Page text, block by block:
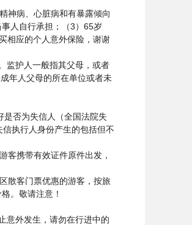
神病、心脏病和有暴露倾向
人自行承担；（3）65岁
相应的个人意外保险，谢谢
监护人一般指其父母，或者
年人父母的所在单位或者未
是否为失信人（全国法院失
执行人身份产生的包括但不
客携带有效证件原件出发，
散客门票优惠的游客，按旅
。敬请注意！
意外发生，请勿在行进中的